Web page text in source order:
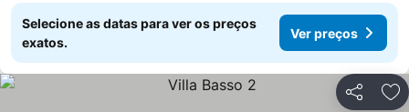
Selecione as datas para ver os preços
exatos.
Ver preços
Partilhar